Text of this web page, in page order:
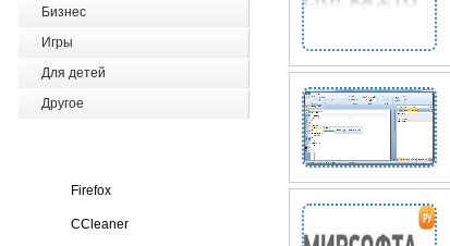
Бизнес
Игры
Для детей
Другое
Firefox
CCleaner